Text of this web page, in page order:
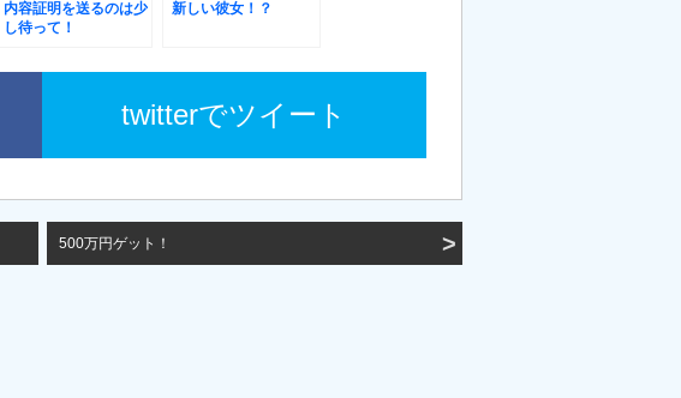
内容証明を送るのは少
し待って！
新しい彼女！？
twitterでツイート
500万円ゲット！